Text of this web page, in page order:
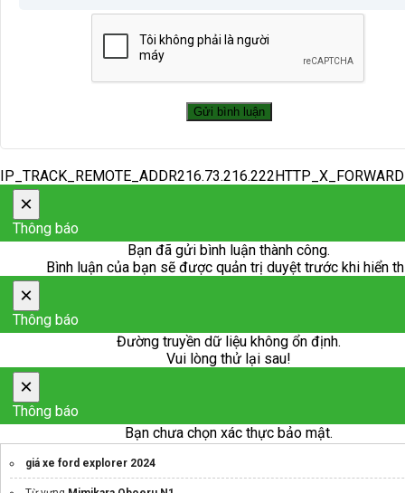
×
Thông báo
Bạn đã gửi bình luận thành công.
Bình luận của bạn sẽ được quản trị duyệt trước khi hiển
×
Thông báo
Đường truyền dữ liệu không ổn định.
Vui lòng thử lại sau!
×
Thông báo
Bạn chưa chọn xác thực bảo mật.
giá xe ford explorer 2024